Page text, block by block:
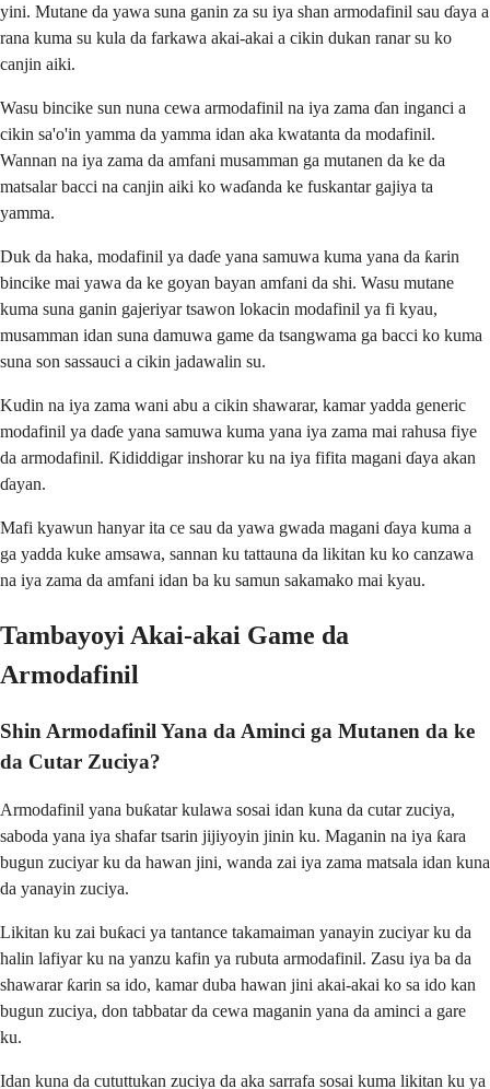
yini. Mutane da yawa suna ganin za su iya shan armodafinil sau ɗaya a
rana kuma su kula da farkawa akai-akai a cikin dukan ranar su ko
canjin aiki.
Wasu bincike sun nuna cewa armodafinil na iya zama ɗan inganci a
cikin sa'o'in yamma da yamma idan aka kwatanta da modafinil.
Wannan na iya zama da amfani musamman ga mutanen da ke da
matsalar bacci na canjin aiki ko waɗanda ke fuskantar gajiya ta
yamma.
Duk da haka, modafinil ya daɗe yana samuwa kuma yana da ƙarin
bincike mai yawa da ke goyan bayan amfani da shi. Wasu mutane
kuma suna ganin gajeriyar tsawon lokacin modafinil ya fi kyau,
musamman idan suna damuwa game da tsangwama ga bacci ko kuma
suna son sassauci a cikin jadawalin su.
Kudin na iya zama wani abu a cikin shawarar, kamar yadda generic
modafinil ya daɗe yana samuwa kuma yana iya zama mai rahusa fiye
da armodafinil. Ƙididdigar inshorar ku na iya fifita magani ɗaya akan
ɗayan.
Mafi kyawun hanyar ita ce sau da yawa gwada magani ɗaya kuma a
ga yadda kuke amsawa, sannan ku tattauna da likitan ku ko canzawa
na iya zama da amfani idan ba ku samun sakamako mai kyau.
Tambayoyi Akai-akai Game da
Armodafinil
Shin Armodafinil Yana da Aminci ga Mutanen da ke
da Cutar Zuciya?
Armodafinil yana buƙatar kulawa sosai idan kuna da cutar zuciya,
saboda yana iya shafar tsarin jijiyoyin jinin ku. Maganin na iya ƙara
bugun zuciyar ku da hawan jini, wanda zai iya zama matsala idan kuna
da yanayin zuciya.
Likitan ku zai buƙaci ya tantance takamaiman yanayin zuciyar ku da
halin lafiyar ku na yanzu kafin ya rubuta armodafinil. Zasu iya ba da
shawarar ƙarin sa ido, kamar duba hawan jini akai-akai ko sa ido kan
bugun zuciya, don tabbatar da cewa maganin yana da aminci a gare
ku.
Idan kuna da cututtukan zuciya da aka sarrafa sosai kuma likitan ku ya